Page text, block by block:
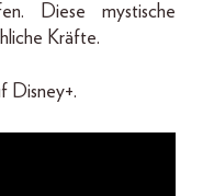
Diese mystische
Kräfte.
Disney+.